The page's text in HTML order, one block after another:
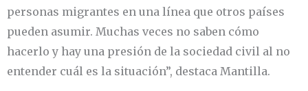
personas migrantes en una línea que otros países
pueden asumir. Muchas veces no saben cómo
hacerlo y hay una presión de la sociedad civil al no
entender cuál es la situación”, destaca Mantilla.